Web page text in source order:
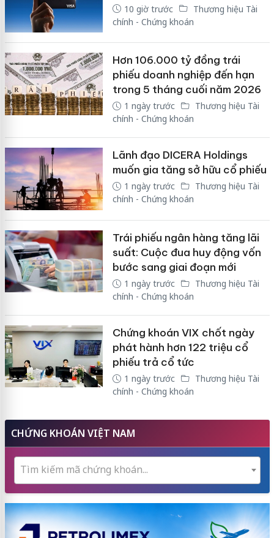
10 giờ trước
Thương hiệu Tài
chính - Chứng khoán
Hơn 106.000 tỷ đồng trái
phiếu doanh nghiệp đến hạn
trong 5 tháng cuối năm 2026
1 ngày trước
Thương hiệu Tài
chính - Chứng khoán
Lãnh đạo DICERA Holdings
muốn gia tăng sở hữu cổ phiếu
1 ngày trước
Thương hiệu Tài
chính - Chứng khoán
Trái phiếu ngân hàng tăng lãi
suất: Cuộc đua huy động vốn
bước sang giai đoạn mới
1 ngày trước
Thương hiệu Tài
chính - Chứng khoán
Chứng khoán VIX chốt ngày
phát hành hơn 122 triệu cổ
phiếu trả cổ tức
1 ngày trước
Thương hiệu Tài
chính - Chứng khoán
CHỨNG KHOÁN VIỆT NAM
Tìm kiếm mã chứng khoán...